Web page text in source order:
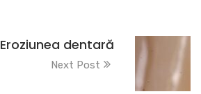
Eroziunea dentară
Next Post